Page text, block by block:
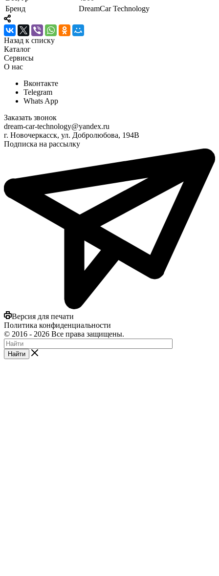
Бренд
DreamCar Technology
Назад к списку
Каталог
Сервисы
О нас
Вконтакте
Telegram
Whats App
Заказать звонок
dream-car-technology@yandex.ru
г. Новочеркасск, ул. Добролюбова, 194В
Подписка на рассылку
Версия для печати
Политика конфиденциальности
© 2016 - 2026 Все права защищены.
Найти